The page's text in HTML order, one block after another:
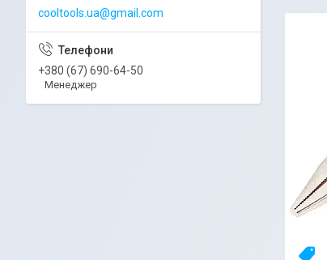
cooltools.ua@gmail.com
+380 (67) 690-64-50
Менеджер